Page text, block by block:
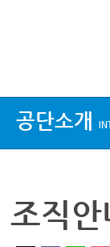
공단소개
조직안